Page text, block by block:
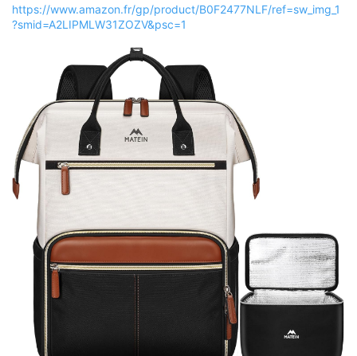
https://www.amazon.fr/gp/product/B0F2477NLF/ref=sw_img_1
?smid=A2LIPMLW31ZOZV&psc=1